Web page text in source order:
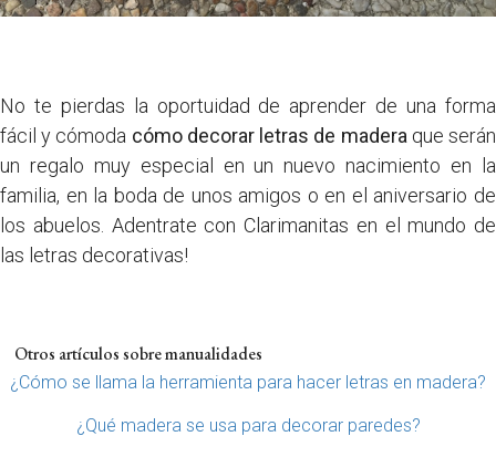
No te pierdas la oportuidad de aprender de una forma
fácil y cómoda cómo decorar letras de madera que serán
un regalo muy especial en un nuevo nacimiento en la
familia, en la boda de unos amigos o en el aniversario de
los abuelos. Adentrate con Clarimanitas en el mundo de
las letras decorativas!
Otros artículos sobre manualidades
¿Cómo se llama la herramienta para hacer letras en madera?
¿Qué madera se usa para decorar paredes?